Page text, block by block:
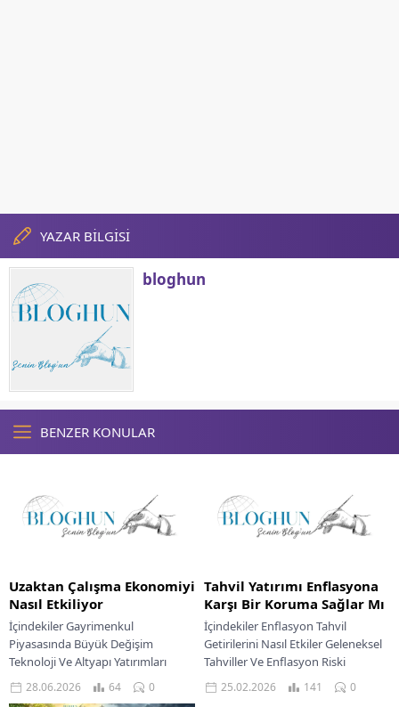
YAZAR BİLGİSİ
bloghun
BENZER KONULAR
Uzaktan Çalışma Ekonomiyi
Nasıl Etkiliyor
İçindekiler Gayrimenkul
Piyasasında Büyük Değişim
Teknoloji Ve Altyapı Yatırımları
İşgücü Piyasası Ve Verimlilik
Dinamikleri Kurumsal Riskler Ve
28.06.2026 64 0
Tahvil Yatırımı Enflasyona
Karşı Bir Koruma Sağlar Mı
İçindekiler Enflasyon Tahvil
Getirilerini Nasıl Etkiler Geleneksel
Tahviller Ve Enflasyon Riski
Enflasyona Endeksli Tahvillerin
Rolü Tahvil Piyasasında Diğer Risk
25.02.2026 141 0